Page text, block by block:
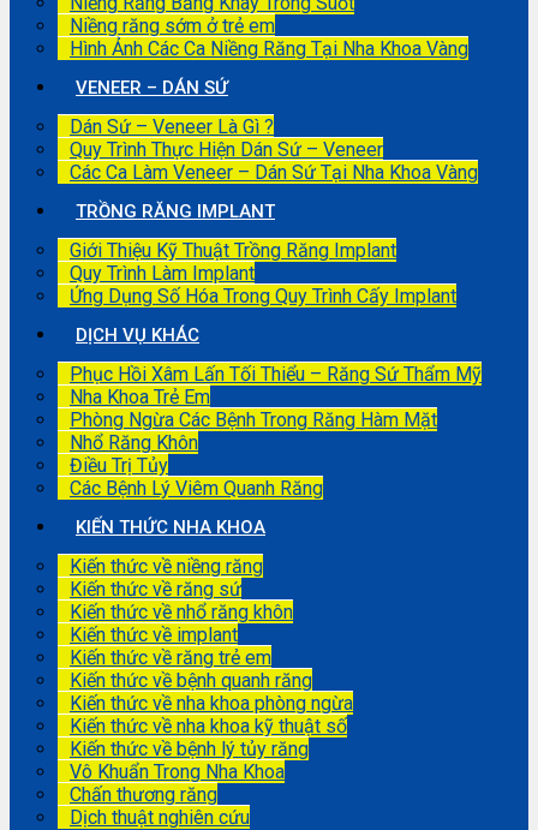
Niềng răng sớm ở trẻ em
Hình Ảnh Các Ca Niềng Răng Tại Nha Khoa Vàng
VENEER – DÁN SỨ
Dán Sứ – Veneer Là Gì ?
Quy Trình Thực Hiện Dán Sứ – Veneer
Các Ca Làm Veneer – Dán Sứ Tại Nha Khoa Vàng
TRỒNG RĂNG IMPLANT
Giới Thiệu Kỹ Thuật Trồng Răng Implant
Quy Trình Làm Implant
Ứng Dụng Số Hóa Trong Quy Trình Cấy Implant
DỊCH VỤ KHÁC
Phục Hồi Xâm Lấn Tối Thiểu – Răng Sứ Thẩm Mỹ
Nha Khoa Trẻ Em
Phòng Ngừa Các Bệnh Trong Răng Hàm Mặt
Nhổ Răng Khôn
Điều Trị Tủy
Các Bệnh Lý Viêm Quanh Răng
KIẾN THỨC NHA KHOA
Kiến thức về niềng răng
Kiến thức về răng sứ
Kiến thức về nhổ răng khôn
Kiến thức về implant
Kiến thức về răng trẻ em
Kiến thức về bệnh quanh răng
Kiến thức về nha khoa phòng ngừa
Kiến thức về nha khoa kỹ thuật số
Kiến thức về bệnh lý tủy răng
Vô Khuẩn Trong Nha Khoa
Chấn thương răng
Dịch thuật nghiên cứu